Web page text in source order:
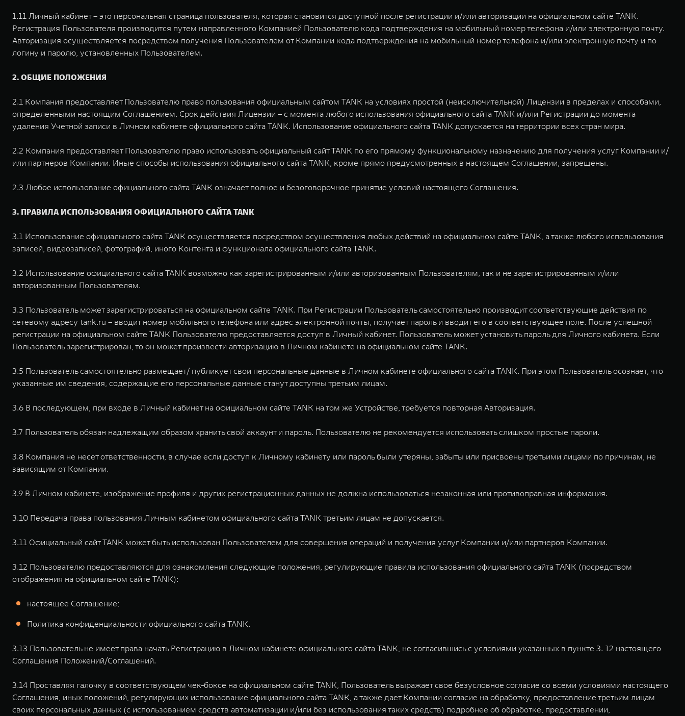
1.11 Личный кабинет – это персональная страница пользователя, которая становится доступной после регистрации и/или авторизации на официальном сайте TANK.
Регистрация Пользователя производится путем направленного Компанией Пользователю кода подтверждения на мобильный номер телефона и/или электронную почту.
Авторизация осуществляется посредством получения Пользователем от Компании кода подтверждения на мобильный номер телефона и/или электронную почту и по
логину и паролю, установленных Пользователем.
2. ОБЩИЕ ПОЛОЖЕНИЯ
2.1 Компания предоставляет Пользователю право пользования официальным сайтом TANK на условиях простой (неисключительной) Лицензии в пределах и способами,
определенными настоящим Соглашением. Срок действия Лицензии – с момента любого использования официального сайта TANK и/или Регистрации до момента
удаления Учетной записи в Личном кабинете официального сайта TANK. Использование официального сайта TANK допускается на территории всех стран мира.
2.2 Компания предоставляет Пользователю право использовать официальный сайт TANK по его прямому функциональному назначению для получения услуг Компании и/
или партнеров Компании. Иные способы использования официального сайта TANK, кроме прямо предусмотренных в настоящем Соглашении, запрещены.
2.3 Любое использование официального сайта TANK означает полное и безоговорочное принятие условий настоящего Соглашения.
3. ПРАВИЛА ИСПОЛЬЗОВАНИЯ ОФИЦИАЛЬНОГО САЙТА TANK
3.1 Использование официального сайта TANK осуществляется посредством осуществления любых действий на официальном сайте TANK, а также любого использования
записей, видеозаписей, фотографий, иного Контента и функционала официального сайта TANK.
3.2 Использование официального сайта TANK возможно как зарегистрированным и/или авторизованным Пользователям, так и не зарегистрированным и/или
авторизованным Пользователям.
3.3 Пользователь может зарегистрироваться на официальном сайте TANK. При Регистрации Пользователь самостоятельно производит соответствующие действия по
сетевому адресу tank.ru – вводит номер мобильного телефона или адрес электронной почты, получает пароль и вводит его в соответствующее поле. После успешной
регистрации на официальном сайте TANK Пользователю предоставляется доступ в Личный кабинет. Пользователь может установить пароль для Личного кабинета. Если
Пользователь зарегистрирован, то он может произвести авторизацию в Личном кабинете на официальном сайте TANK.
3.5 Пользователь самостоятельно размещает/ публикует свои персональные данные в Личном кабинете официального сайта TANK. При этом Пользователь осознает, что
указанные им сведения, содержащие его персональные данные станут доступны третьим лицам.
3.6 В последующем, при входе в Личный кабинет на официальном сайте TANK на том же Устройстве, требуется повторная Авторизация.
3.7 Пользователь обязан надлежащим образом хранить свой аккаунт и пароль. Пользователю не рекомендуется использовать слишком простые пароли.
3.8 Компания не несет ответственности, в случае если доступ к Личному кабинету или пароль были утеряны, забыты или присвоены третьими лицами по причинам, не
зависящим от Компании.
3.9 В Личном кабинете, изображение профиля и других регистрационных данных не должна использоваться незаконная или противоправная информация.
3.10 Передача права пользования Личным кабинетом официального сайта TANK третьим лицам не допускается.
3.11 Официальный сайт TANK может быть использован Пользователем для совершения операций и получения услуг Компании и/или партнеров Компании.
3.12 Пользователю предоставляются для ознакомления следующие положения, регулирующие правила использования официального сайта TANK (посредством
отображения на официальном сайте TANK):
настоящее Соглашение;
Политика конфиденциальности официального сайта TANK.
3.13 Пользователь не имеет права начать Регистрацию в Личном кабинете официального сайта TANK, не согласившись с условиями указанных в пункте 3. 12 настоящего
Соглашения Положений/Соглашений.
3.14 Проставляя галочку в соответствующем чек-боксе на официальном сайте TANK, Пользователь выражает свое безусловное согласие со всеми условиями настоящего
Соглашения, иных положений, регулирующих использование официального сайта TANK, а также дает Компании согласие на обработку, предоставление третьим лицам
своих персональных данных (с использованием средств автоматизации и/или без использования таких средств) подробнее об обработке, предоставлении,